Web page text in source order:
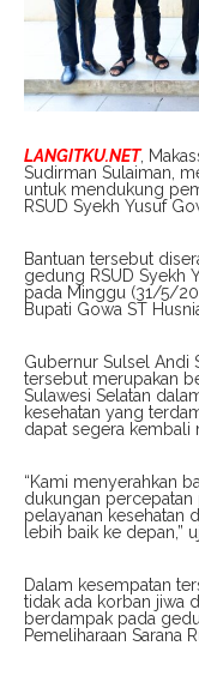
LANGITKU.NET,
Sudirman Sulaiman,
untuk mendukung
RSUD Syekh Yusuf
Bantuan tersebut
gedung RSUD Syekh
pada Minggu (31/5/
Bupati Gowa ST
Gubernur Sulsel Andi
tersebut merupakan
Sulawesi Selatan
kesehatan yang
dapat segera kembali
“Kami menyerahkan
dukungan
pelayanan kesehatan
lebih baik ke depan,”
Dalam kesempatan
tidak ada korban jiwa
berdampak pada
Pemeliharaan Sarana